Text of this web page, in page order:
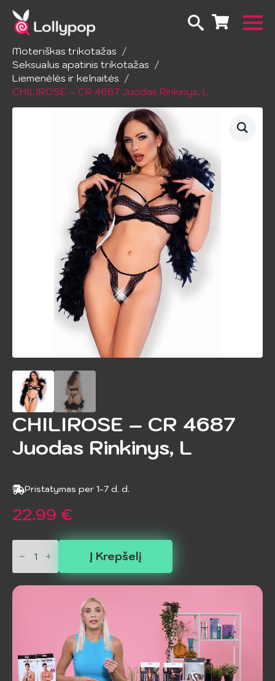
Pradžia
Apatinis trikotažas
Moteriškas trikotažas
Seksualus apatinis trikotažas
Liemenėlės ir kelnaitės
CHILIROSE – CR 4687 Juodas Rinkinys, L
CHILIROSE – CR 4687
Juodas Rinkinys, L
Pristatymas per 1-7 d. d.
22.99 €
produkto
kiekis:
CHILIROSE
-
CR
4687
Į Krepšelį